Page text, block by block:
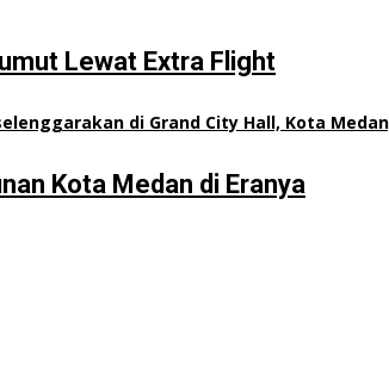
Lewat Extra Flight
Kota Medan di Eranya